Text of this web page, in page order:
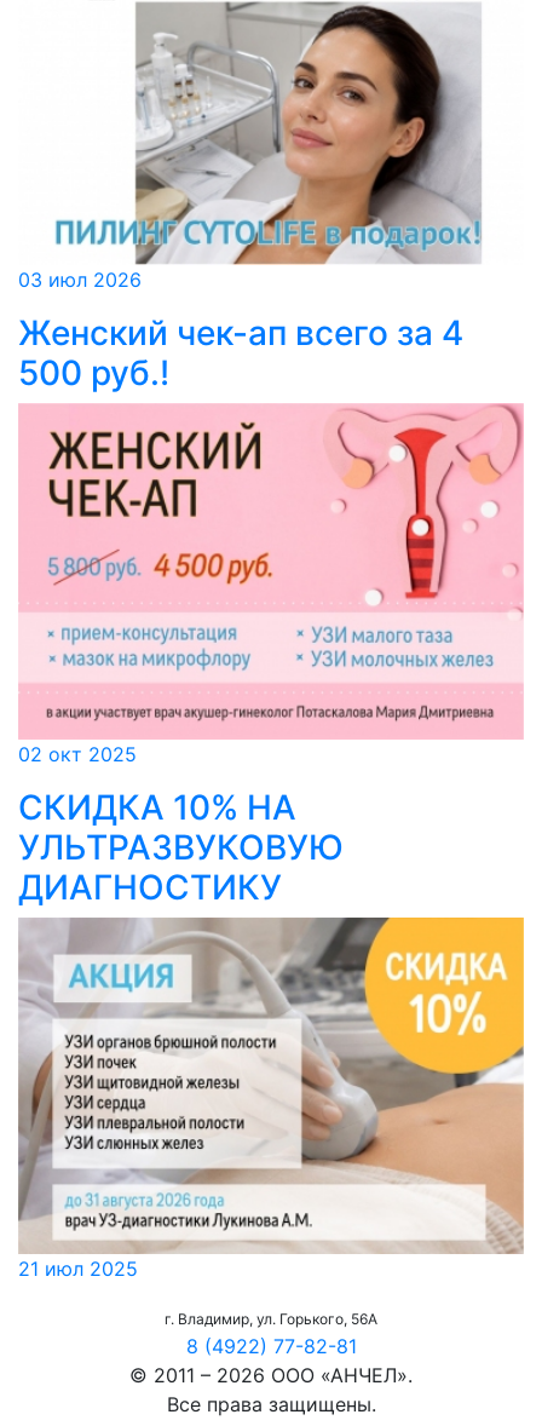
03 июл 2026
Женский чек-ап всего за 4
500 руб.!
02 окт 2025
СКИДКА 10% НА
УЛЬТРАЗВУКОВУЮ
ДИАГНОСТИКУ
21 июл 2025
г. Владимир, ул. Горького, 56А
8 (4922) 77-82-81
© 2011 – 2026 ООО «АНЧЕЛ».
Все права защищены.